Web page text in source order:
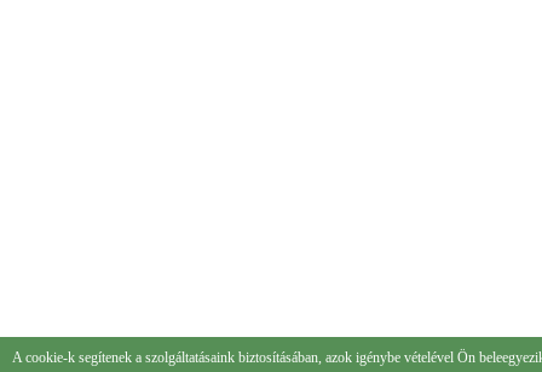
A cookie-k segítenek a szolgáltatásaink biztosításában, azok igénybe vételével Ön